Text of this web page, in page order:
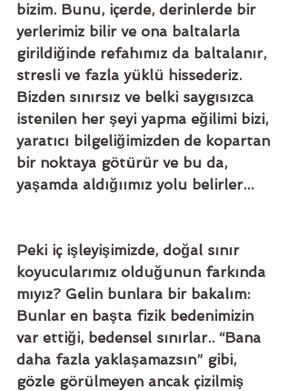
bizim. Bunu, içerde, derinlerde bir
yerlerimiz bilir ve ona baltalarla
girildiğinde refahımız da baltalanır,
stresli ve fazla yüklü hissederiz.
Bizden sınırsız ve belki saygısızca
istenilen her şeyi yapma eğilimi bizi,
yaratıcı bilgeliğimizden de kopartan
bir noktaya götürür ve bu da,
yaşamda aldığıımız yolu belirler...
Peki iç işleyişimizde, doğal sınır
koyucularımız olduğunun farkında
mıyız? Gelin bunlara bir bakalım:
Bunlar en başta fizik bedenimizin
var ettiği, bedensel sınırlar.. “Bana
daha fazla yaklaşamazsın” gibi,
gözle görülmeyen ancak çizilmiş